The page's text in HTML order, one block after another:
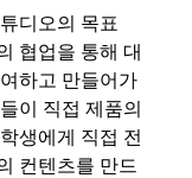
디오의 목표
협업을 통해 대
하고 만들어가
이 직접 제품의
생에게 직접 전
컨텐츠를 만드